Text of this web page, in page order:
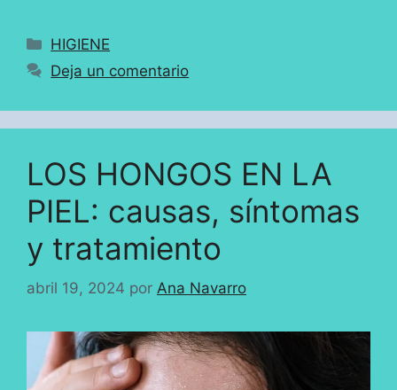
Categorías
HIGIENE
Deja un comentario
LOS HONGOS EN LA
PIEL: causas, síntomas
y tratamiento
abril 19, 2024 por Ana Navarro